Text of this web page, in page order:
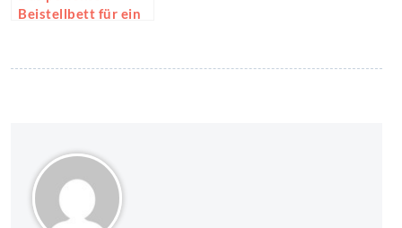
Beistellbett für ein